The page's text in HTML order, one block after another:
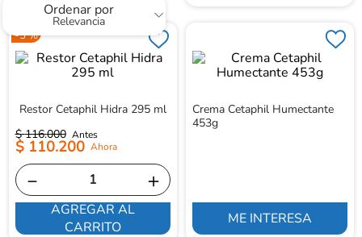
Ordenar por
Relevancia
-5 %
Restor Cetaphil Hidra 295 ml
$ 116.000
$ 110.200
＋
－
AGREGAR AL
CARRITO
Crema Cetaphil Humectante
453g
ME INTERESA